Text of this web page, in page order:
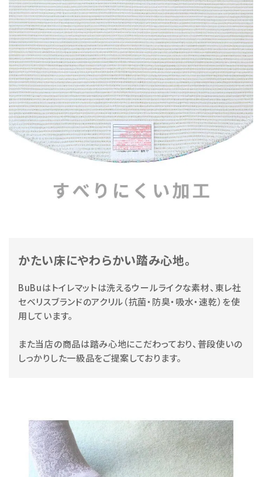
かたい床にやわらかい踏み心地。
BuBuはトイレマットは洗えるウールライクな素材、東レ社
セベリスブランドのアクリル（抗菌・防臭・吸水・速乾）を使
用しています。
また当店の商品は踏み心地にこだわっており、普段使いの
しっかりした一級品をご提案しております。